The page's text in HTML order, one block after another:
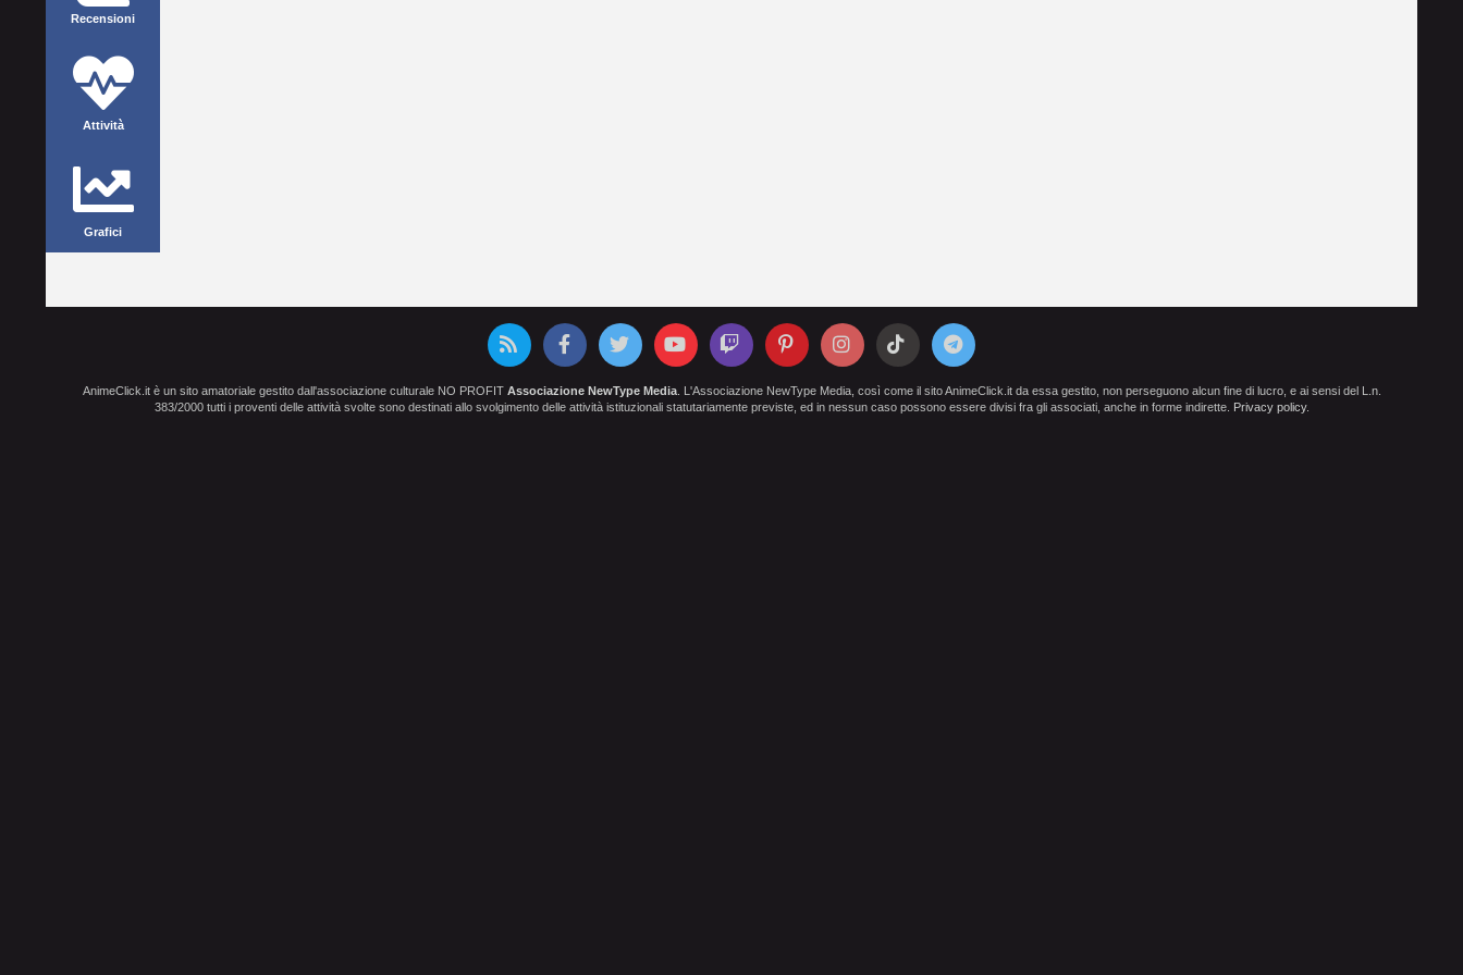
Recensioni
Attività
Grafici
AnimeClick.it è un sito amatoriale gestito dall'associazione culturale NO PROFIT Associazione NewType Media. L'Associazione NewType Media, così come il sito AnimeClick.it da essa gestito, non perseguono alcun fine di lucro, e ai sensi del L.n.
383/2000 tutti i proventi delle attività svolte sono destinati allo svolgimento delle attività istituzionali statutariamente previste, ed in nessun caso possono essere divisi fra gli associati, anche in forme indirette. Privacy policy.